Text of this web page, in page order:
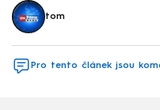
tom
Pro tento článek jsou